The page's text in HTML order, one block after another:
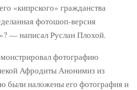
«кипрского» гражданства
фотошоп-версия
— написал Руслан Плохой.
фотографию
Афродиты Анонимиз из
были наложены его фотография и